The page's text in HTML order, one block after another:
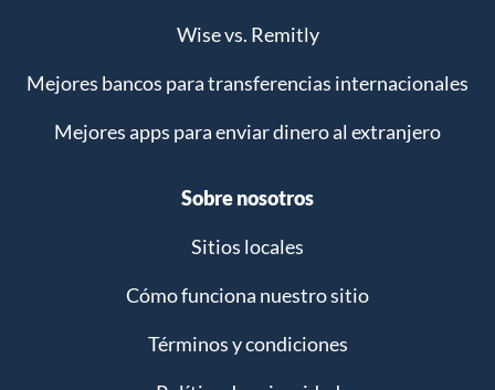
Wise vs. Remitly
Mejores bancos para transferencias internacionales
Mejores apps para enviar dinero al extranjero
Sobre nosotros
Sitios locales
Cómo funciona nuestro sitio
Términos y condiciones